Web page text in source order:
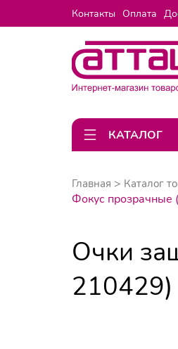
Контакты Оплата
КАТАЛОГ
Главная Каталог
Фокус прозрачные
Очки
210429)